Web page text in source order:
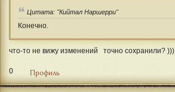
Цитата: "Кийтал Наршерри"
Конечно.
что-то не вижу изменений точно сохранили? )))
0 Профиль